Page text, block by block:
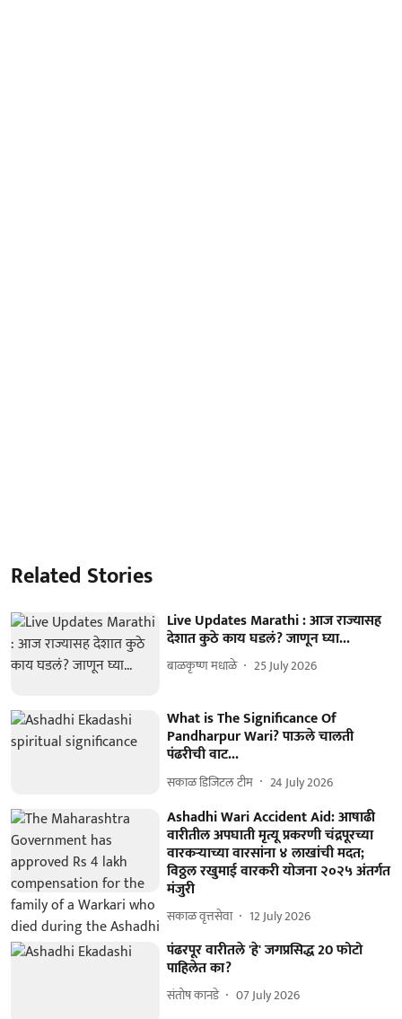
Related Stories
Live Updates Marathi : आज राज्यासह
देशात कुठे काय घडलं? जाणून घ्या...
बाळकृष्ण मधाळे 25 July 2026
What is The Significance Of
Pandharpur Wari? पाऊले चालती
पंढरीची वाट...
सकाळ डिजिटल टीम 24 July 2026
Ashadhi Wari Accident Aid: आषाढी
वारीतील अपघाती मृत्यू प्रकरणी चंद्रपूरच्या
वारकऱ्याच्या वारसांना ४ लाखांची मदत;
विठ्ठल रखुमाई वारकरी योजना २०२५ अंतर्गत
मंजुरी
सकाळ वृत्तसेवा 12 July 2026
पंढरपूर वारीतले 'हे' जगप्रसिद्ध 20 फोटो
पाहिलेत का?
संतोष कानडे 07 July 2026